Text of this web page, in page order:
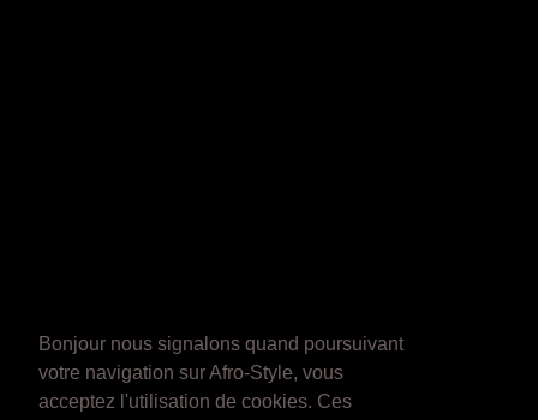
Bonjour nous signalons quand poursuivant
votre navigation sur Afro-Style, vous
acceptez l'utilisation de cookies. Ces